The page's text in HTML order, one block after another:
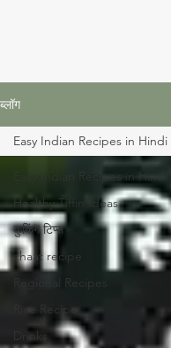
ब्लॉग
Easy Indian Recipes in Hindi
Healthy Tiffin Ideas
कुकिंग टिप्स
chaat recipe
Regional Recipes
Rice Recipe
Drinks
Easy Indian Recipes in Hindi